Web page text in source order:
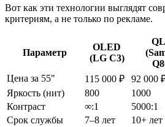
Вот как эти технологии выглядят
критериям, а не только по рекламе.
Параметр
OLED
(LG C3)
Цена за 55"
115 000 ₽ 92 000
Яркость (нит)
800 1000
Контраст
∞:1 5000:1
Срок службы
7–8 лет 10+ лет